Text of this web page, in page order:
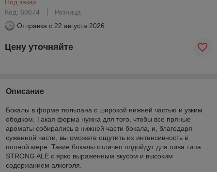
Под заказ
Код: 60674
Розница
Отправка с 22 августа 2026
Цену уточняйте
Описание
Бокалы в форме тюльпана с широкой нижней частью и узким
ободком. Такая форма нужна для того, чтобы все пряные
ароматы собирались в нижней части бокала, и, благодаря
суженной части, вы сможете ощутить их интенсивность в
полной мере. Такие бокалы отлично подойдут для пива типа
STRONG ALE с ярко выраженным вкусом и высоким
содержанием алкоголя.